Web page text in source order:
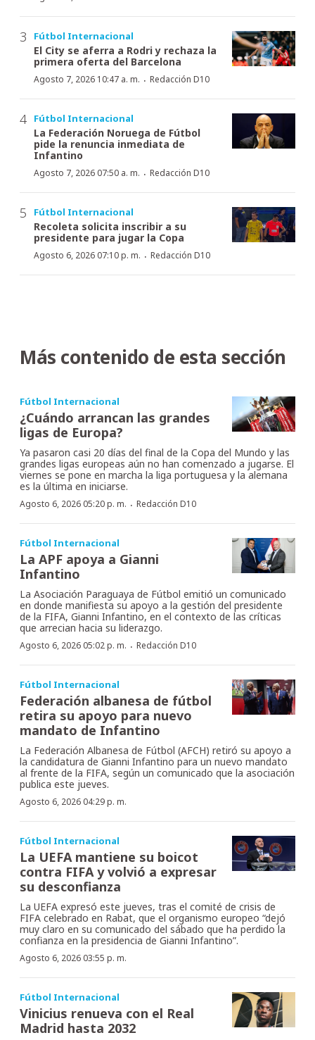
Fútbol Internacional
El City se aferra a Rodri y rechaza la
primera oferta del Barcelona
Agosto 7, 2026 10:47 a. m. · Redacción D10
Fútbol Internacional
La Federación Noruega de Fútbol
pide la renuncia inmediata de
Infantino
Agosto 7, 2026 07:50 a. m. · Redacción D10
Fútbol Internacional
Recoleta solicita inscribir a su
presidente para jugar la Copa
Agosto 6, 2026 07:10 p. m. · Redacción D10
Más contenido de esta sección
Fútbol Internacional
¿Cuándo arrancan las grandes
ligas de Europa?
Ya pasaron casi 20 días del final de la Copa del Mundo y las
grandes ligas europeas aún no han comenzado a jugarse. El
viernes se pone en marcha la liga portuguesa y la alemana
es la última en iniciarse.
Agosto 6, 2026 05:20 p. m. · Redacción D10
Fútbol Internacional
La APF apoya a Gianni
Infantino
La Asociación Paraguaya de Fútbol emitió un comunicado
en donde manifiesta su apoyo a la gestión del presidente
de la FIFA, Gianni Infantino, en el contexto de las críticas
que arrecian hacia su liderazgo.
Agosto 6, 2026 05:02 p. m. · Redacción D10
Fútbol Internacional
Federación albanesa de fútbol
retira su apoyo para nuevo
mandato de Infantino
La Federación Albanesa de Fútbol (AFCH) retiró su apoyo a
la candidatura de Gianni Infantino para un nuevo mandato
al frente de la FIFA, según un comunicado que la asociación
publica este jueves.
Agosto 6, 2026 04:29 p. m.
Fútbol Internacional
La UEFA mantiene su boicot
contra FIFA y volvió a expresar
su desconfianza
La UEFA expresó este jueves, tras el comité de crisis de
FIFA celebrado en Rabat, que el organismo europeo “dejó
muy claro en su comunicado del sábado que ha perdido la
confianza en la presidencia de Gianni Infantino”.
Agosto 6, 2026 03:55 p. m.
Fútbol Internacional
Vinicius renueva con el Real
Madrid hasta 2032